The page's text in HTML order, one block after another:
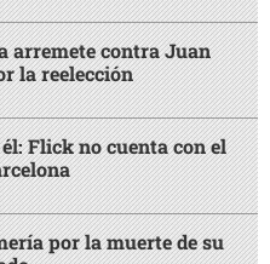
arremete contra Juan
la reelección
Flick no cuenta con el
por la muerte de su